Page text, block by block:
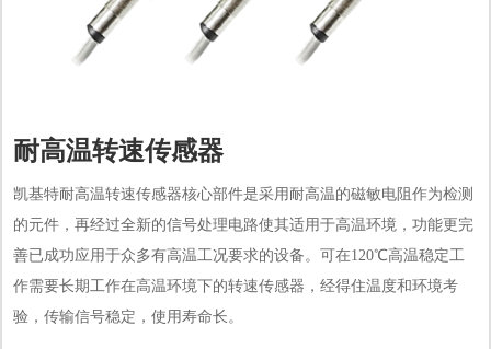
耐高温转速传感器
凯基特耐高温转速传感器核心部件是采用耐高温的磁敏电阻作为检测
的元件，再经过全新的信号处理电路使其适用于高温环境，功能更完
善已成功应用于众多有高温工况要求的设备。可在120℃高温稳定工
作需要长期工作在高温环境下的转速传感器，经得住温度和环境考
验，传输信号稳定，使用寿命长。